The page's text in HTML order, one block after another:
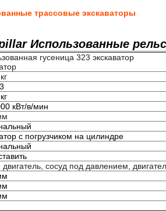
трассовые экскаваторы
Использованные
гусеница 323 экскаватор
кВт/в/мин
с погрузчиком на цилиндре
двигатель, сосуд под давлением,